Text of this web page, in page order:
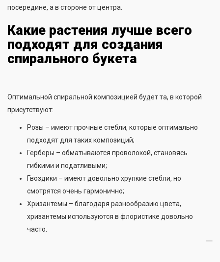
посередине, а в стороне от центра.
Какие растения лучше всего
подходят для создания
спирального букета
Оптимальной спиральной композицией будет та, в которой
присутствуют:
Розы – имеют прочные стебли, которые оптимально
подходят для таких композиций;
Герберы – обматываются проволокой, становясь
гибкими и податливыми;
Гвоздики – имеют довольно хрупкие стебли, но
смотрятся очень гармонично;
Хризантемы – благодаря разнообразию цвета,
хризантемы используются в флористике довольно
часто.